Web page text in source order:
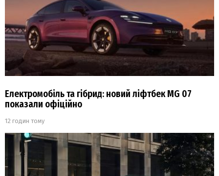
Електромобіль та гібрид: новий ліфтбек MG 07
показали офіційно
12 годин тому